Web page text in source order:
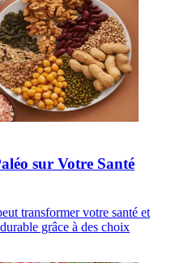
sur Votre Santé
transformer votre santé et
grâce à des choix